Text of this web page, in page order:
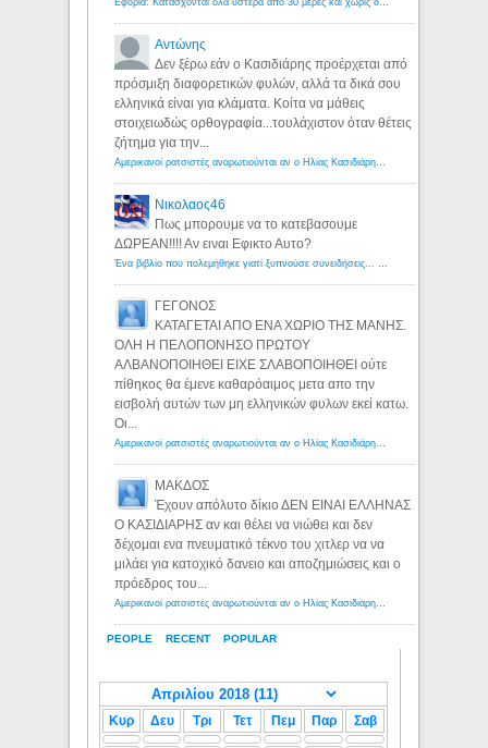
PEOPLE RECENT POPULAR
Αντώνης
Δεν ξέρω εάν ο Κασιδιάρης προέρχεται από
πρόσμιξη διαφορετικών φυλών, αλλά τα δικά σου
ελληνικά είναι για κλάματα. Κοίτα να μάθεις
στοιχειωδώς ορθογραφία...τουλάχιστον όταν θέτεις
ζήτημα για την...
Νικολαος46
Πως μπορουμε να το κατεβασουμε
ΔΩΡΕΑΝ!!!! Αν ειναι Εφικτο Αυτο?
ΓΕΓΟΝΟΣ
ΚΑΤΑΓΕΤΑΙ ΑΠΟ ΕΝΑ ΧΩΡΙΟ ΤΗΣ ΜΑΝΗΣ.
ΟΛΗ Η ΠΕΛΟΠΟΝΗΣΟ ΠΡΩΤΟΥ
ΑΛΒΑΝΟΠΟΙΗΘΕΙ ΕΙΧΕ ΣΛΑΒΟΠΟΙΗΘΕΙ ούτε
πίθηκος θα έμενε καθαρόαιμος μετα απο την
εισβολή αυτών των μη ελληνικών φυλων εκεί κατω.
Οι...
ΜΑΚΔΟΣ
Έχουν απόλυτο δίκιο ΔΕΝ ΕΙΝΑΙ ΕΛΛΗΝΑΣ
Ο ΚΑΣΙΔΙΑΡΗΣ αν και θέλει να νιώθει και δεν
δέχομαι ενα πνευματικό τέκνο του χιτλερ να να
μιλάει για κατοχικό δανειο και αποζημιώσεις και ο
πρόεδρος του...
Κυρ Δευ Τρι Τετ Πεμ Παρ Σαβ